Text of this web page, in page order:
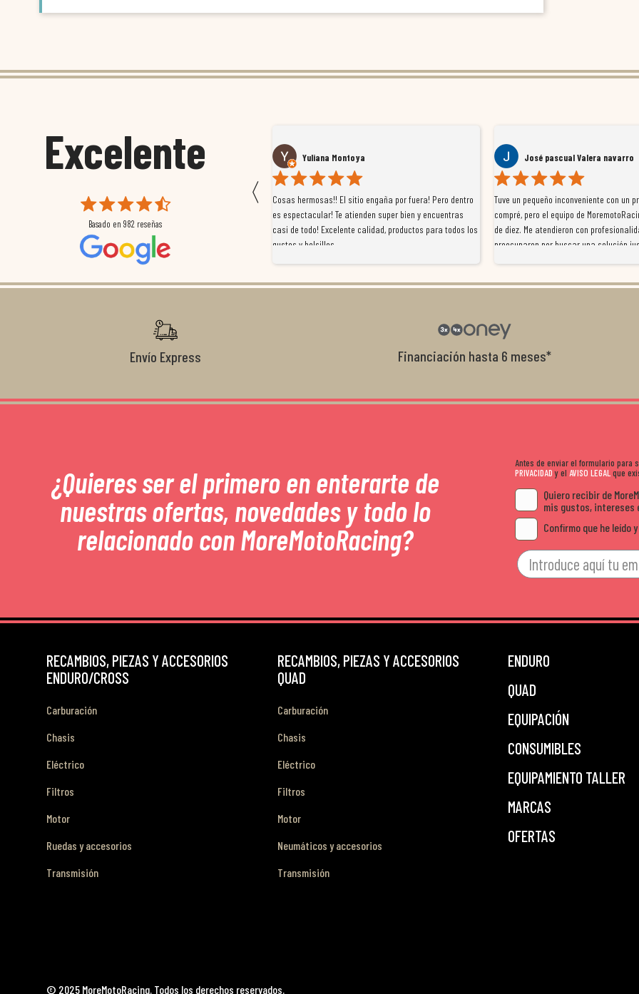
Excelente
Basado en 982 reseñas
〈
Susana García Luis
Magnífica atención al cliente. Tuvimos un pequeño
retraso en el pedido y desde el minuto uno se
preocuparon por ayudarnos en todo. Gracias a Sergio,
magnífico gestor... atento, amable, un servicio de 10.
Gracias de nuevo por todo!
Yuliana Montoya
Cosas hermosas!! El sitio engaña por fuera! Pero dentro
es espectacular! Te atienden super bien y encuentras
casi de todo! Excelente calidad, productos para todos los
gustos y bolsillos
José pascual Valera navarro
Tuve un pequeño inconveniente con un
compré, pero el equipo de
de diez. Me atendieron con
preocuparon por buscar una solución
con el cliente, y me ofrecieron unas
Envío Express Financiación hasta 6 meses*
¿Quieres ser el primero en enterarte de
nuestras ofertas, novedades y todo lo
relacionado con MoreMotoRacing?
Antes de enviar el formulario para
PRIVACIDADy el AVISO LEGALque
Quiero recibir de
mis gustos, intereses
Confirmo que he leído
RECAMBIOS, PIEZAS Y ACCESORIOS
ENDURO/CROSS
Carburación
Chasis
Eléctrico
Filtros
Motor
Ruedas y accesorios
Transmisión
RECAMBIOS, PIEZAS Y ACCESORIOS
QUAD
Carburación
Chasis
Eléctrico
Filtros
Motor
Neumáticos y accesorios
Transmisión
ENDURO
QUAD
EQUIPACIÓN
CONSUMIBLES
EQUIPAMIENTO TALLER
MARCAS
OFERTAS
© 2025 MoreMotoRacing. Todos los derechos reservados.